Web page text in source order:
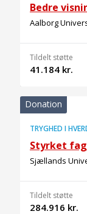
Bedre
Aalborg
Tildelt støtte
41.184 kr.
Donation
TRYGHED I
Styrket
Sjællands
Tildelt støtte
284.916 kr.